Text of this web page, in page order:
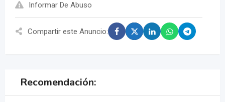
Informar De Abuso
Compartir este Anuncio:
Recomendación: